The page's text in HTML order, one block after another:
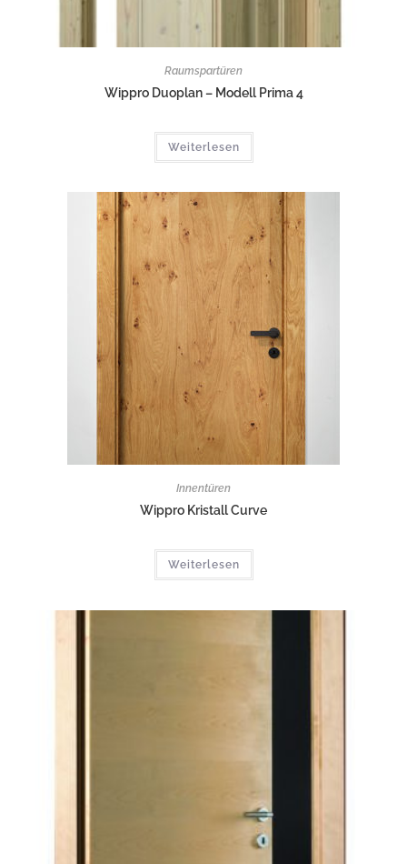
Raumspartüren
Wippro Duoplan – Modell Prima 4
Weiterlesen
Innentüren
Wippro Kristall Curve
Weiterlesen